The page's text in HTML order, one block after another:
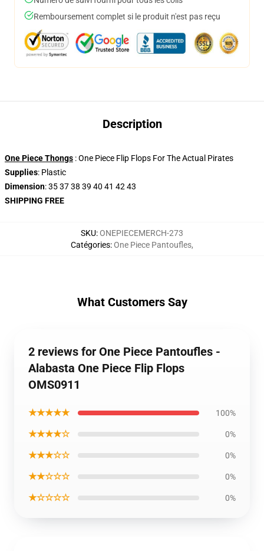
Remboursement complet si le produit n'est pas reçu
Description
One Piece Thongs : One Piece Flip Flops For The Actual Pirates
Supplies: Plastic
Dimension: 35 37 38 39 40 41 42 43
SHIPPING FREE
SKU:ONEPIECEMERCH-273
Catégories:One Piece Pantoufles,
What Customers Say
2 reviews for One Piece Pantoufles -
Alabasta One Piece Flip Flops
OMS0911
★★★★★ 100%
★★★★☆ 0%
★★★☆☆ 0%
★★☆☆☆ 0%
★☆☆☆☆ 0%